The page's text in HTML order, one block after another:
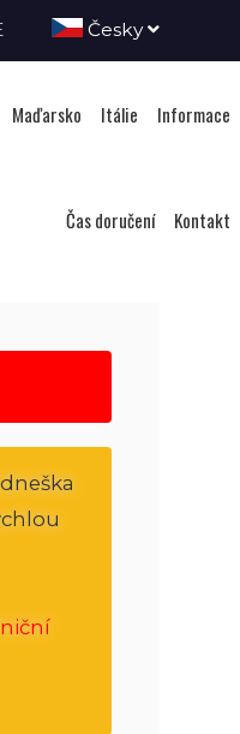
Česky
Maďarsko Itálie Informace
Čas doručení Kontakt